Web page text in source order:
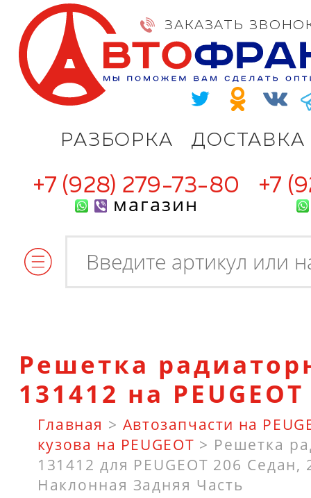
РАЗБОРКА ДОСТАВКА
ЗАКАЗАТЬ
+7 (928) 279-73-80
магазин
+7
Решетка
131412 на PEUGEOT
Главная > Автозапчасти на
кузова на PEUGEOT > Решетка
131412 для PEUGEOT 206 Седан,
Наклонная Задняя Часть